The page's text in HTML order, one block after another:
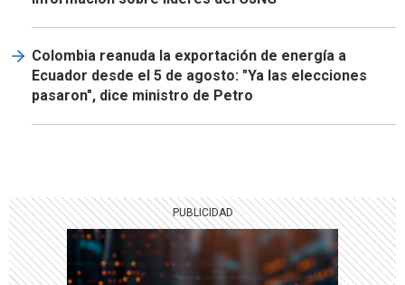
Colombia reanuda la exportación de energía a
Ecuador desde el 5 de agosto: "Ya las elecciones
pasaron", dice ministro de Petro